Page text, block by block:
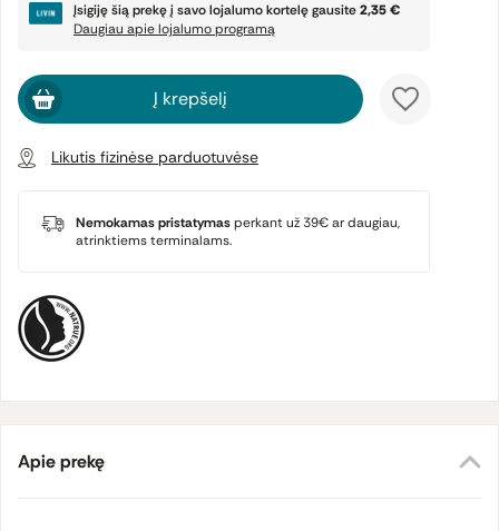
Įsigiję šią prekę į savo lojalumo kortelę gausite2,35 €
Daugiau apie lojalumo programą
Į krepšelį
Likutis fizinėse parduotuvėse
Nemokamas pristatymasperkant už 39€ ar daugiau,
atrinktiems terminalams.
Apie prekę